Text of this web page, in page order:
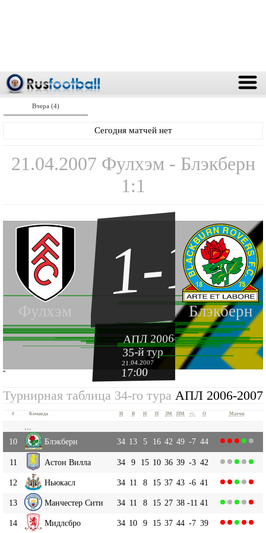
Вчера (4)
Сегодня матчей нет
21.04.2007 Фулхэм - Блэкберн
1:1
Фулхэм Блэкберн
1-1
АПЛ 2006-2007
35-й тур
21.04.2007
17:00
''
Турнирная таблица 34-го тура АПЛ 2006-2007
# Команда И В Н П ЗМ ПМ +|- О Матчи
10
Блэкберн 34 13 5 16 42 49 -7 44
11 Астон Вилла 34 9 15 10 36 39 -3 42
12 Ньюкасл 34 11 8 15 37 43 -6 41
13 Манчестер Сити 34 11 8 15 27 38 -11 41
14 Мидлсбро 34 10 9 15 37 44 -7 39